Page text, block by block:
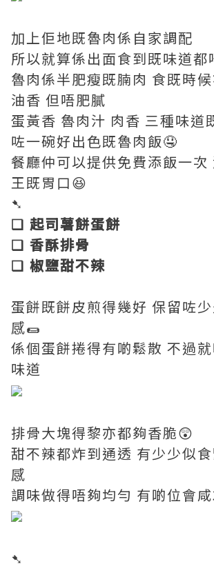
加上佢地既魯肉係自家調配
所以就算係出面食到既味道都
魯肉係半肥瘦既腩肉 食既時
油香 但唔肥膩
蛋黃香 魯肉汁 肉香 三種味道
咗一碗好出色既魯肉飯🤤
餐廳仲可以提供免費添飯一次
王既胃口😆
➷
❏ 起司薯餅蛋餅
❏ 香酥排骨
❏ 椒鹽甜不辣
蛋餅既餅皮煎得幾好 保留咗
感🌯
係個蛋餅捲得有啲鬆散 不過
味道
排骨大塊得黎亦都夠香脆😲
甜不辣都炸到通透 有少少似
感
調味做得唔夠均勻 有啲位會
➷